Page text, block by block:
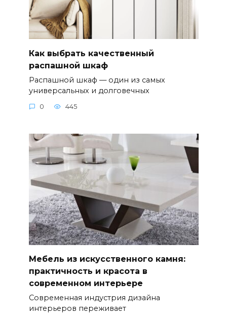
Как выбрать качественный
распашной шкаф
Распашной шкаф — один из самых
универсальных и долговечных
0 445
Мебель из искусственного камня:
практичность и красота в
современном интерьере
Современная индустрия дизайна
интерьеров переживает